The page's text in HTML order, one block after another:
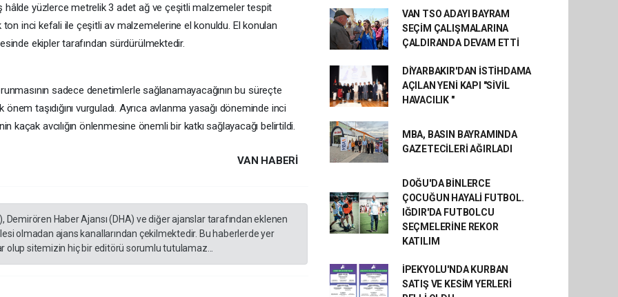
hâlde yüzlerce metrelik 3 adet ağ ve çeşitli malzemeler tespit
ton inci kefali ile çeşitli av malzemelerine el konuldu. El konulan
ekipler tarafından sürdürülmektedir.
sadece denetimlerle sağlanamayacağının bu süreçte
taşıdığını vurguladı. Ayrıca avlanma yasağı döneminde inci
kaçak avcılığın önlenmesine önemli bir katkı sağlayacağı belirtildi.
VAN HABERİ
Demirören Haber Ajansı (DHA) ve diğer ajanslar tarafından eklenen
olmadan ajans kanallarından çekilmektedir. Bu haberlerde yer
sitemizin hiç bir editörü sorumlu tutulamaz...
VAN TSO ADAYI BAYRAM
SEÇİM ÇALIŞMALARINA
ÇALDIRANDA DEVAM ETTİ
DİYARBAKIR'DAN İSTİHDAMA
AÇILAN YENİ KAPI "SİVİL
HAVACILIK "
MBA, BASIN BAYRAMINDA
GAZETECİLERİ AĞIRLADI
DOĞU'DA BİNLERCE
ÇOCUĞUN HAYALİ FUTBOL.
IĞDIR'DA FUTBOLCU
SEÇMELERİNE REKOR
KATILIM
İPEKYOLU'NDA KURBAN
SATIŞ VE KESİM YERLERİ